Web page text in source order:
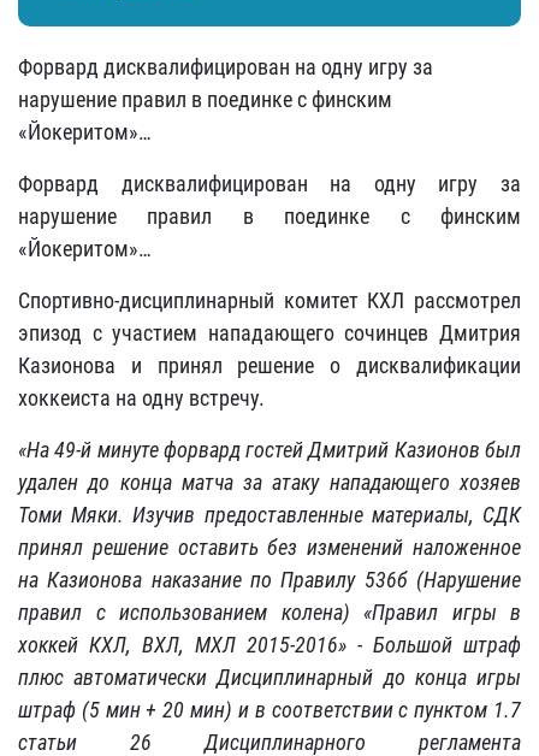
​Форвард дисквалифицирован на одну игру за
нарушение правил в поединке с финским
«Йокеритом»…
Форвард дисквалифицирован на одну игру за
нарушение правил в поединке с финским
«Йокеритом»…
Спортивно-дисциплинарный комитет КХЛ рассмотрел
эпизод с участием нападающего сочинцев Дмитрия
Казионова и принял решение о дисквалификации
хоккеиста на одну встречу.
«На 49-й минуте форвард гостей Дмитрий Казионов был
удален до конца матча за атаку нападающего хозяев
Томи Мяки. Изучив предоставленные материалы, СДК
принял решение оставить без изменений наложенное
на Казионова наказание по Правилу 536б (Нарушение
правил с использованием колена) «Правил игры в
хоккей КХЛ, ВХЛ, МХЛ 2015-2016» - Большой штраф
плюс автоматически Дисциплинарный до конца игры
штраф (5 мин + 20 мин) и в соответствии с пунктом 1.7
статьи 26 Дисциплинарного регламента